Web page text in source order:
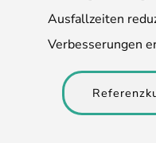
Ausfallzeiten
Verbesserungen